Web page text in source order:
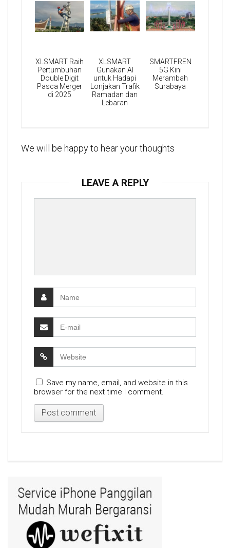
XLSMART Raih
Pertumbuhan
Double Digit
Pasca Merger
di 2025
XLSMART
Gunakan AI
untuk Hadapi
Lonjakan Trafik
Ramadan dan
Lebaran
SMARTFREN
5G Kini
Merambah
Surabaya
We will be happy to hear your thoughts
LEAVE A REPLY
Save my name, email, and website in this
browser for the next time I comment.